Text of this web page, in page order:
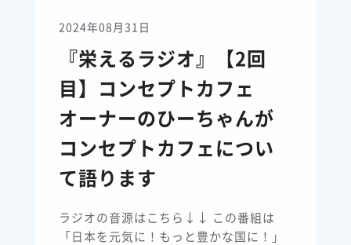
2024年08月31日
『栄えるラジオ』【2回
目】コンセプトカフェ
オーナーのひーちゃんが
コンセプトカフェについ
て語ります
ラジオの音源はこちら↓↓ この番組は
「日本を元気に！もっと豊かな国に！」